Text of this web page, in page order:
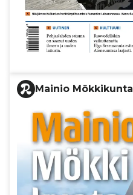
Mainio Mökkikunta